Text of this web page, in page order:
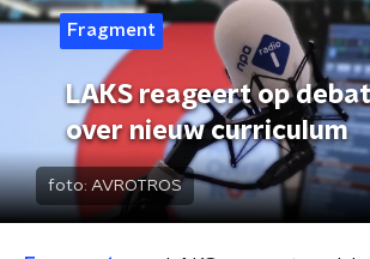
Fragment
LAKS reageert op
over nieuw curriculum
foto: AVROTROS